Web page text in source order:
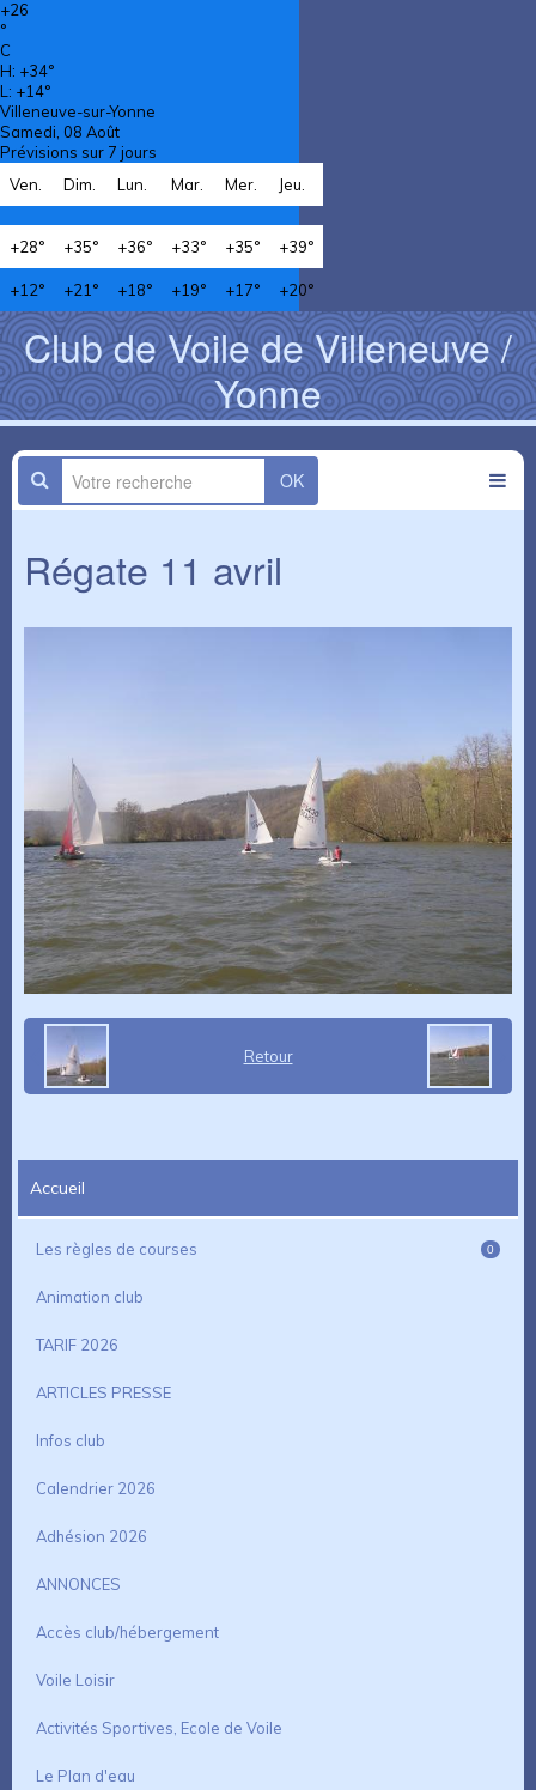
+26
°
C
H: +34°
L: +14°
Villeneuve-sur-Yonne
Samedi, 08 Août
Prévisions sur 7 jours
Ven.
Dim. Lun. Mar. Mer. Jeu.
+28° +35° +36° +33° +35° +39°
+12° +21° +18° +19° +17° +20°
Club de Voile de Villeneuve /
Yonne
OK
Régate 11 avril
Retour
Accueil
Les règles de courses 0
Animation club
TARIF 2026
ARTICLES PRESSE
Infos club
Calendrier 2026
Adhésion 2026
ANNONCES
Accès club/hébergement
Voile Loisir
Activités Sportives, Ecole de Voile
Le Plan d'eau